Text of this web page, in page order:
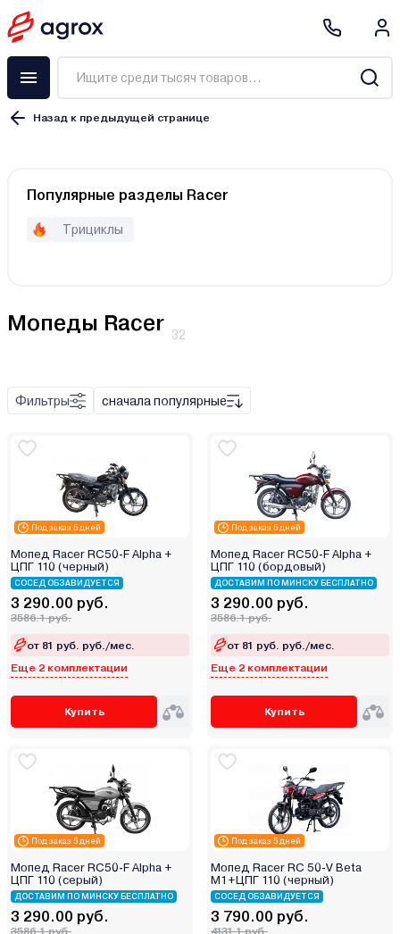
Назад к предыдущей странице
Популярные разделы Racer
Трициклы
Мопеды Racer 32
карбюратор
Фильтры сначала популярные
Под заказ 5 дней
Мопед Racer RC50-F Alpha +
ЦПГ 110 (черный)
СОСЕД ОБЗАВИДУЕТСЯ
3 290.00 руб.
3586.1 руб.
от 81 руб. руб./мес.
Еще 2 комплектации
Купить
Под заказ 5 дней
Мопед Racer RC50-F Alpha +
ЦПГ 110 (бордовый)
ДОСТАВИМ ПО МИНСКУ БЕСПЛАТНО
3 290.00 руб.
3586.1 руб.
от 81 руб. руб./мес.
Еще 2 комплектации
Купить
Под заказ 5 дней
Мопед Racer RC50-F Alpha +
ЦПГ 110 (серый)
ДОСТАВИМ ПО МИНСКУ БЕСПЛАТНО
3 290.00 руб.
3586.1 руб.
Под заказ 5 дней
Мопед Racer RC 50-V Beta
M1+ЦПГ 110 (черный)
СОСЕД ОБЗАВИДУЕТСЯ
3 790.00 руб.
4131.1 руб.